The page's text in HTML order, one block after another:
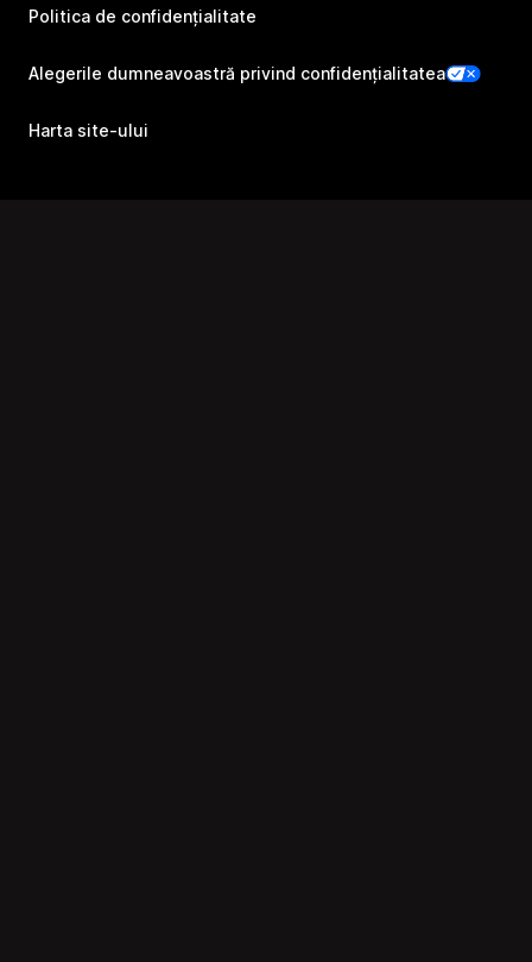
Politica de confidențialitate
Alegerile dumneavoastră privind confidențialitatea
Harta site-ului